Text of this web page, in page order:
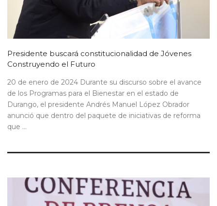
Presidente buscará constitucionalidad de Jóvenes
Construyendo el Futuro
20 de enero de 2024 Durante su discurso sobre el avance
de los Programas para el Bienestar en el estado de
Durango, el presidente Andrés Manuel López Obrador
anunció que dentro del paquete de iniciativas de reforma
que ...